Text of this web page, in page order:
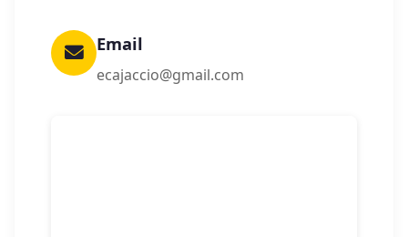
Email
ecajaccio@gmail.com